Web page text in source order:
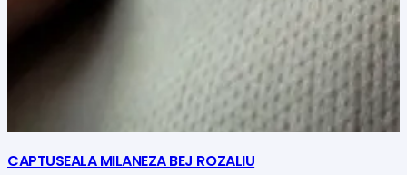
CAPTUSEALA MILANEZA BEJ ROZALIU